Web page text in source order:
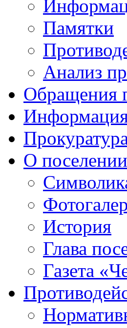
Памятки
Анализ
Обращения
О поселении
История
Глава
Газета